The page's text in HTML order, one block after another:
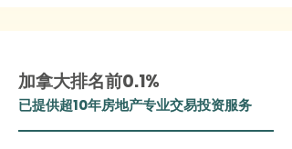
加拿大排名前0.1%
已提供超10年房地产专业交易投资服务